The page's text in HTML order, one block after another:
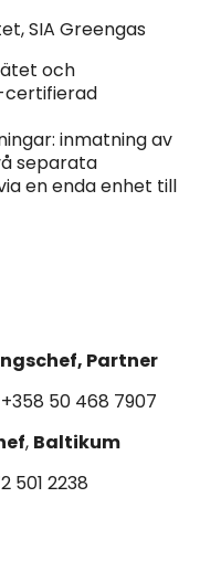
SIA Greengas
och
certifierad
inmatning av
separata
en enda enhet till
Partner
50 468 7907
, Baltikum
501 2238